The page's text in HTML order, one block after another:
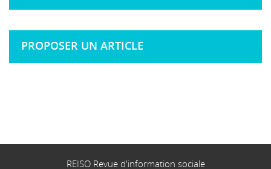
PROPOSER UN ARTICLE
REISO Revue d'information sociale